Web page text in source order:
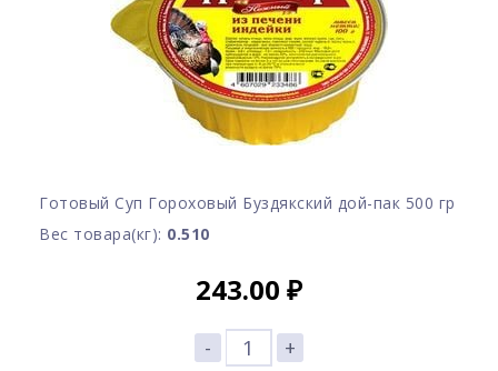
Готовый Суп Гороховый Буздякский дой-пак 500 гр
Вес товара(кг): 0.510
243.00 ₽
- +